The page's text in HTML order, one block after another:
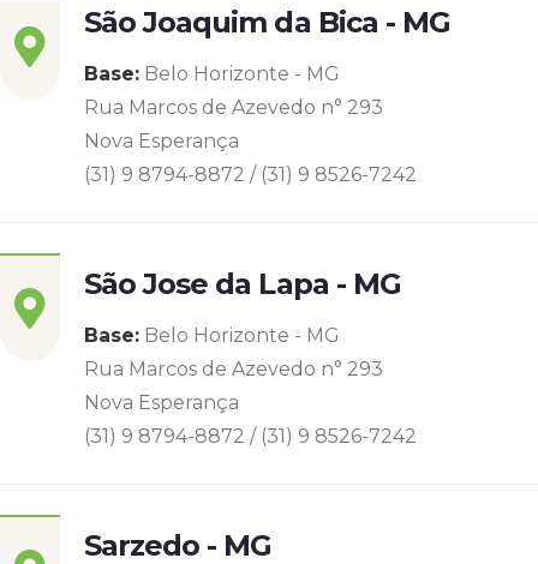
São Joaquim da Bica - MG
Base: Belo Horizonte - MG
Rua Marcos de Azevedo n° 293
Nova Esperança
(31) 9 8794-8872 / (31) 9 8526-7242
São Jose da Lapa - MG
Base: Belo Horizonte - MG
Rua Marcos de Azevedo n° 293
Nova Esperança
(31) 9 8794-8872 / (31) 9 8526-7242
Sarzedo - MG